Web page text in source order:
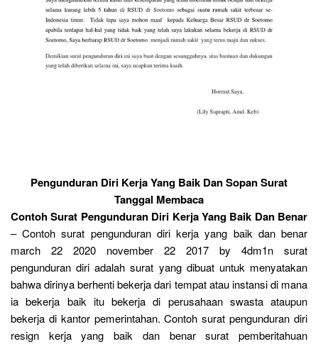
Pengunduran Diri Kerja Yang Baik Dan Sopan Surat
Tanggal Membaca
Contoh Surat Pengunduran Diri Kerja Yang Baik Dan Benar
– Contoh surat pengunduran diri kerja yang baik dan benar
march 22 2020 november 22 2017 by 4dm1n surat
pengunduran diri adalah surat yang dibuat untuk menyatakan
bahwa dirinya berhenti bekerja dari tempat atau instansi di mana
ia bekerja baik itu bekerja di perusahaan swasta ataupun
bekerja di kantor pemerintahan. Contoh surat pengunduran diri
resign kerja yang baik dan benar surat pemberitahuan